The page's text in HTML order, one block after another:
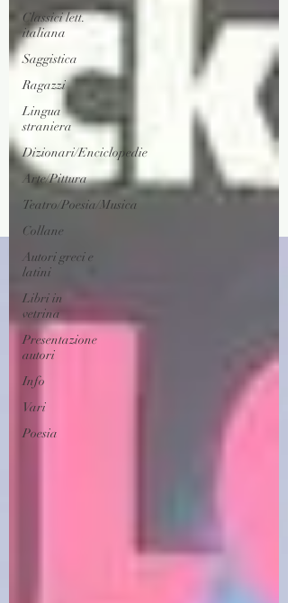
Classici lett.
italiana
Saggistica
Ragazzi
Lingua
straniera
Dizionari/Enciclopedie
Arte/Pittura
Teatro/Poesia/Musica
Collane
Autori greci e
latini
Libri in
vetrina
Presentazione
autori
Info
Vari
Poesia